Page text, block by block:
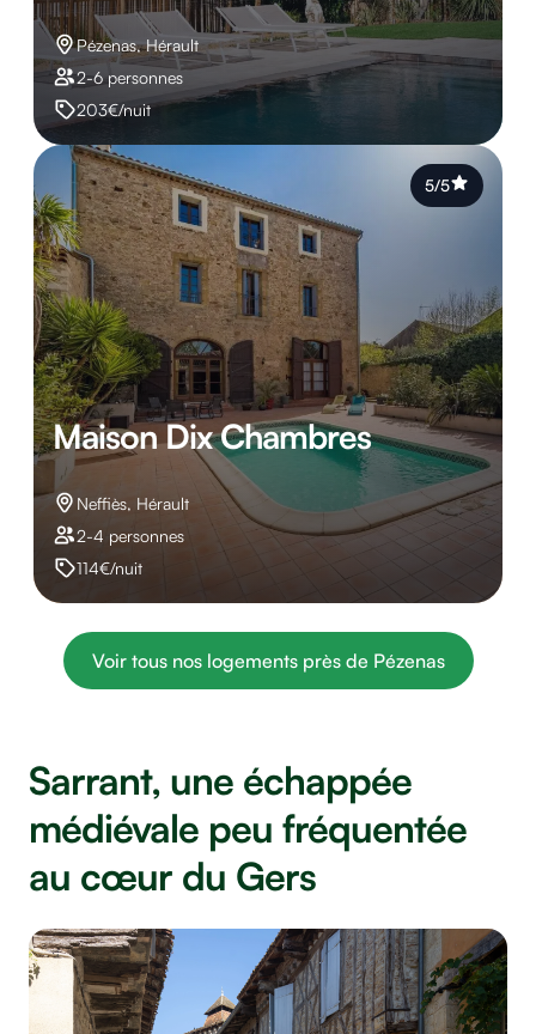
Pézenas, Hérault
2-6 personnes
203€/nuit
Maison Dix Chambres
Neffiès, Hérault
2-4 personnes
114€/nuit
5/5
Voir tous nos logements près de Pézenas
Sarrant, une échappée
médiévale peu fréquentée
au cœur du Gers